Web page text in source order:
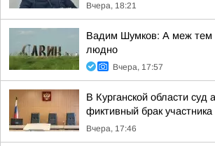
Вчера, 18:21
Вадим Шумков: А меж тем
людно
Вчера, 17:57
В Курганской области суд
фиктивный брак
Вчера, 17:46